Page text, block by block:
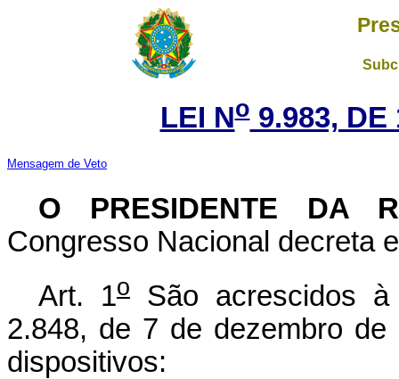
LEI No9.983, DE
Mensagem de Veto
O PRESIDENTE DA
Congresso Nacional decreta
Art. 1o
São acrescidos
2.848, de 7 de dezembro
dispositivos: